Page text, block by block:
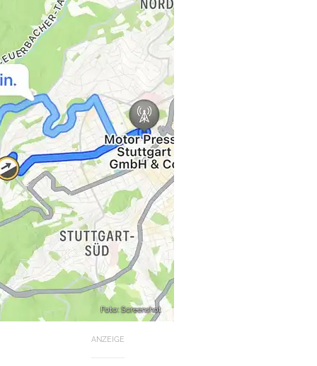
Foto: Screenshot
ANZEIGE